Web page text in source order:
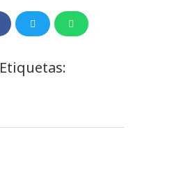
Etiquetas: